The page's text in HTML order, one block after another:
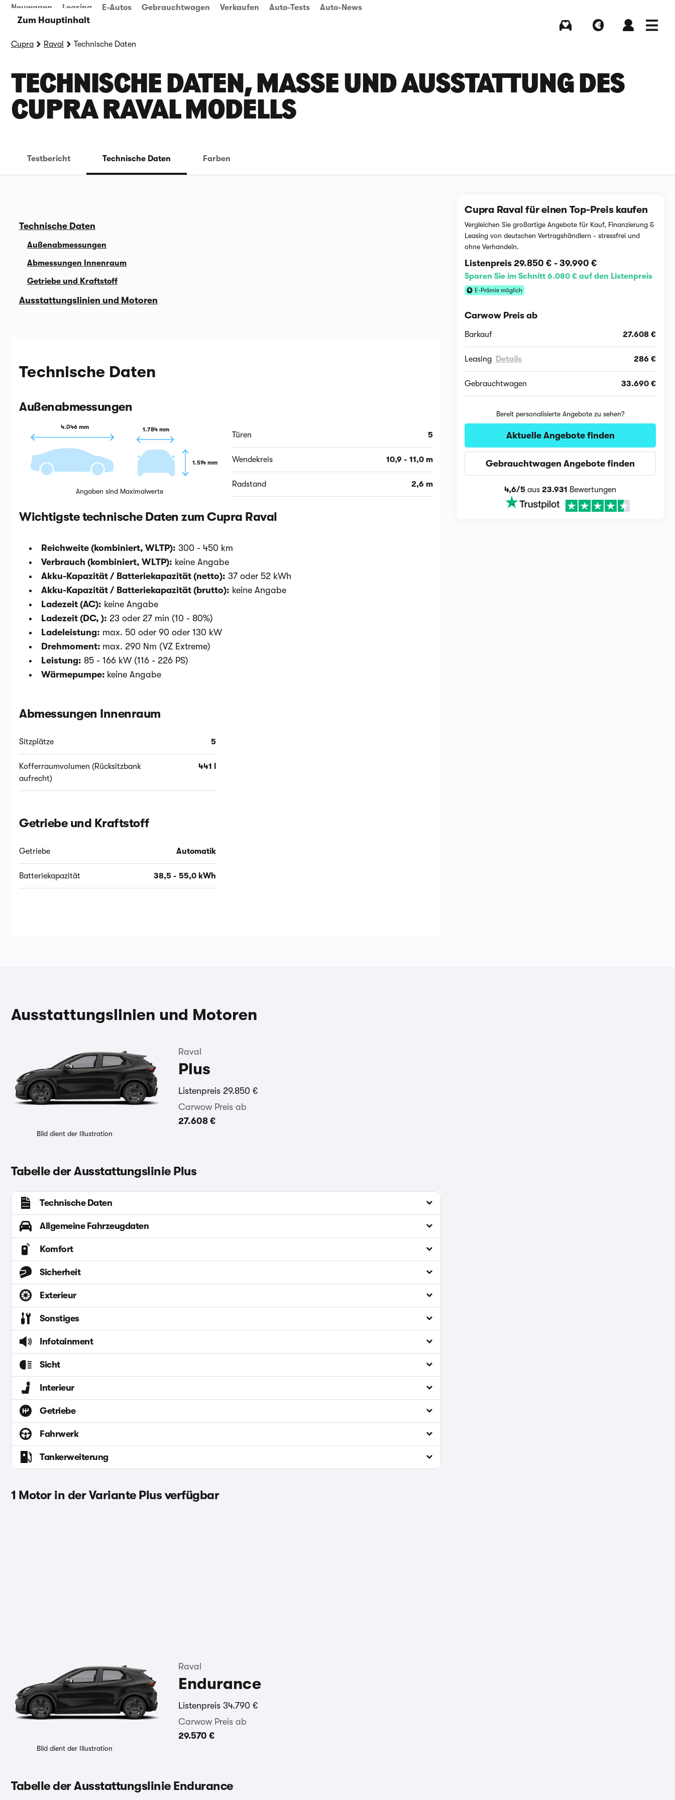
Zum Hauptinhalt
Neuwagen Leasing E-Autos Gebrauchtwagen Verkaufen Auto-Tests Auto-News
Cupra Raval Technische Daten
TECHNISCHE DATEN, MASSE UND AUSSTATTUNG DES C
UPRA RAVAL MODELLS
Testbericht Technische Daten Farben
Technische Daten
Außenabmessungen
Abmessungen Innenraum
Getriebe und Kraftstoff
Ausstattungslinien und Motoren
Technische Daten
Außenabmessungen
4.046 mm 1.784 mm
1.514 mm
Angaben sind Maximalwerte
Türen 5
Wendekreis 10,9 - 11,0 m
Radstand 2,6 m
Wichtigste technische Daten zum Cupra Raval
Reichweite (kombiniert, WLTP): 300 - 450 km
Verbrauch (kombiniert, WLTP): keine Angabe
Akku-Kapazität / Batteriekapazität (netto): 37 oder 52 kWh
Akku-Kapazität / Batteriekapazität (brutto): keine Angabe
Ladezeit (AC): keine Angabe
Ladezeit (DC, ): 23 oder 27 min (10 - 80%)
Ladeleistung: max. 50 oder 90 oder 130 kW
Drehmoment: max. 290 Nm (VZ Extreme)
Leistung: 85 - 166 kW (116 - 226 PS)
Wärmepumpe: keine Angabe
Abmessungen Innenraum
Sitzplätze 5
Kofferraumvolumen (Rücksitzbank
aufrecht)
441 l
Getriebe und Kraftstoff
Getriebe Automatik
Batteriekapazität 38,5 - 55,0 kWh
Cupra Raval für einen Top-Preis kaufen
Vergleichen Sie großartige Angebote für Kauf, Finanzierung &
Leasing von deutschen Vertragshändlern - stressfrei und
ohne Verhandeln.
Listenpreis29.850 € -39.990 €
Sparen Sie im Schnitt 6.080 € auf den Listenpreis
E-Prämie möglich
Carwow Preis ab
Barkauf 27.608 €
Leasing Details 286 €
Gebrauchtwagen 33.690 €
Bereit personalisierte Angebote zu sehen?
Aktuelle Angebote finden
Gebrauchtwagen Angebote finden
4,6/5 aus23.931 Bewertungen
Ausstattungslinien und Motoren
Bild dient der Illustration
Raval
Plus
Listenpreis 29.850 €
Carwow Preis ab
27.608 €
Tabelle der Ausstattungslinie Plus
Technische Daten
Allgemeine Fahrzeugdaten
Komfort
Sicherheit
Exterieur
Sonstiges
Infotainment
Sicht
Interieur
Getriebe
Fahrwerk
Tankerweiterung
1 Motor in der Variante Plus verfügbar
Bild dient der Illustration
Raval
Endurance
Listenpreis 34.790 €
Carwow Preis ab
29.570 €
Tabelle der Ausstattungslinie Endurance